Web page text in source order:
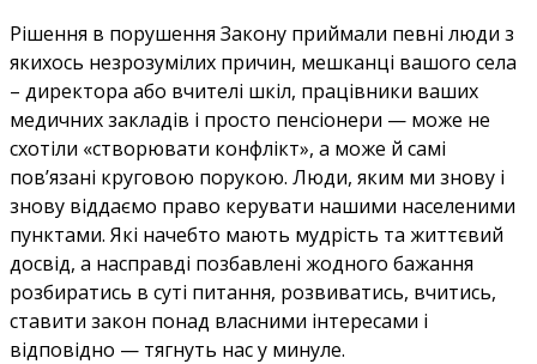
Рішення в порушення Закону приймали певні люди з
якихось незрозумілих причин, мешканці вашого села
– директора або вчителі шкіл, працівники ваших
медичних закладів і просто пенсіонери — може не
схотіли «створювати конфлікт», а може й самі
пов’язані круговою порукою. Люди, яким ми знову і
знову віддаємо право керувати нашими населеними
пунктами. Які начебто мають мудрість та життєвий
досвід, а насправді позбавлені жодного бажання
розбиратись в суті питання, розвиватись, вчитись,
ставити закон понад власними інтересами і
відповідно — тягнуть нас у минуле.